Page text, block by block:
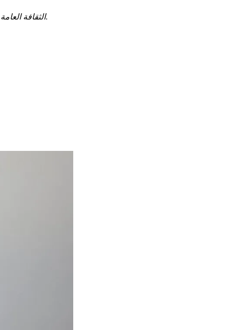
الثقافة العامة 2024: ابق على قيد الحياة في المجتمعيعدك للتنقل في الحياة اليومية.